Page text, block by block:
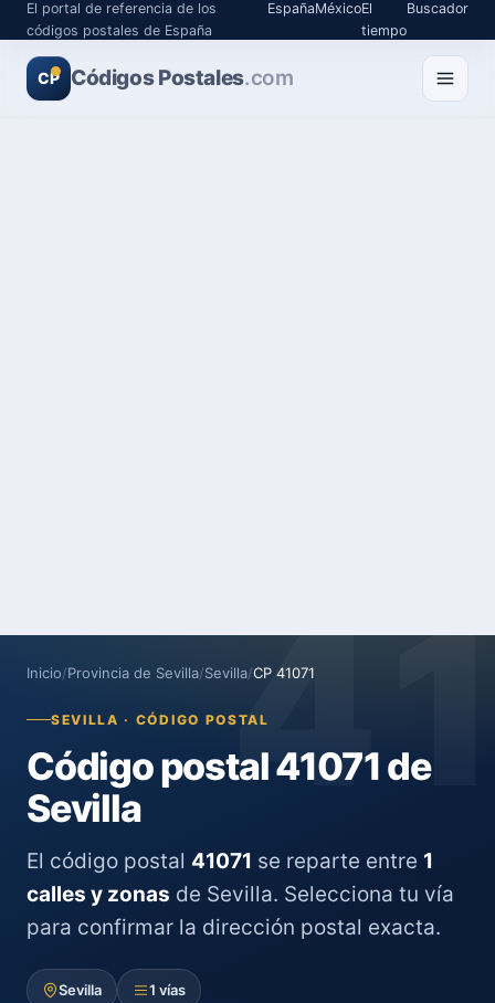
El portal de referencia de los
códigos postales de España
EspañaMéxicoEl
tiempo
Buscador
CP Códigos Postales.com
Inicio/Provincia de Sevilla/Sevilla/CP 41071
SEVILLA · CÓDIGO POSTAL
Código postal 41071 de
Sevilla
El código postal 41071 se reparte entre 1
calles y zonas de Sevilla. Selecciona tu vía
para confirmar la dirección postal exacta.
Sevilla 1 vías